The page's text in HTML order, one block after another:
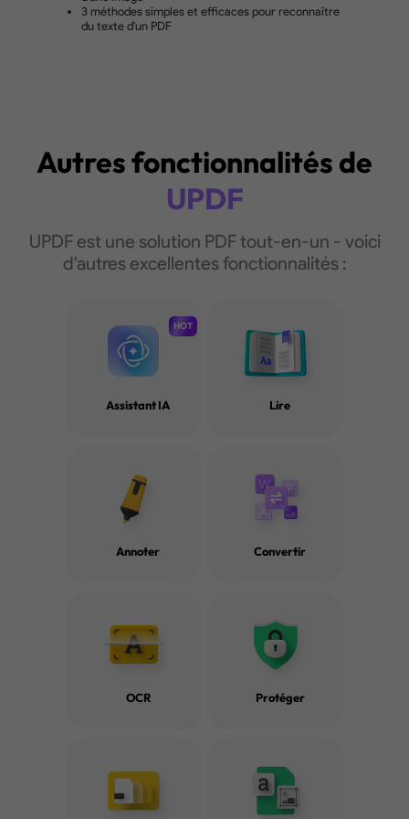
ACHETER
Conseils et astuces pour l'OCR des PDF
Découvrir plus
Comment scanner en PDF sous Windows
10/11 (méthode gratuite avec guide)
Autres fonctionnalités de
UPDF
UPDF est une solution PDF tout-en-un - voici
d'autres excellentes fonctionnalités :
Assistant IA
HOT
Lire
Annoter Convertir
OCR Protéger